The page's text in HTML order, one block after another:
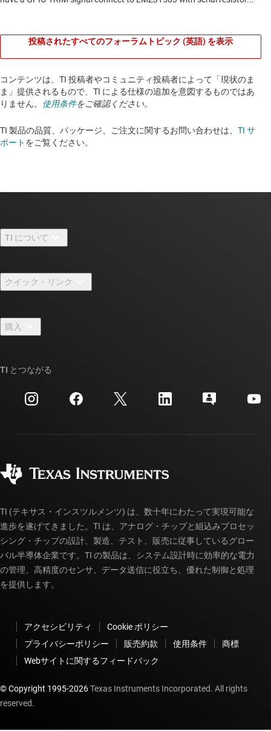
投稿されたすべてのフォーラムトピック (英語) を表示
コンテンツは、TI 投稿者やコミュニティ投稿者によって「現状のま
ま」提供されるもので、TI による仕様の追加を意図するものではあ
りません。 使用条件をご確認ください。
TI 製品の品質、パッケージ、ご注文に関するお問い合わせは、 TI サ
ポート をご覧ください。​​​​​​​​​​​​​​
TI について
採用情報
ニュース
イベント
投資家向け情報
クイック・リンク
TI E2E™ 設計サポート・フォーラム
クロスリファレンス検索
カスタマー・サポート・センター
myTI アカウントの FAQ
購入
ご注文に関する FAQ
TI とつながる
TI (テキサス・インスツルメンツ) は、数十年にわたって実現可能な
進歩を遂げてきました。TI は、アナログ・チップと組込みプロセッ
シング・チップの設計、製造、テスト、販売に従事しているグロー
バル半導体企業です。TI の製品は、システム設計時に効率的な電力
の管理、高精度のセンサ、データ送信に役立ち、優れた制御と処理
を提供します。
アクセシビリティ
Cookie ポリシー
プライバシーポリシー
販売約款 使用条件
商標
Webサイトに関するフィードバック
© Copyright 1995-2026Texas Instruments Incorporated. All rights
reserved.